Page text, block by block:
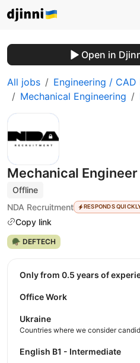
Open in
All jobs
Engineering / CAD
Mechanical Engineering
Mechanical
Offline
NDA Recruitment
RESPONDS
Copy link
🪖 DEFTECH
Only from 0.5 years of
Office Work
Ukraine
Countries where we consider
English B1 - Intermediate